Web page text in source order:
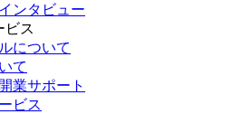
ンタビュー
ビス
について
て
業サポート
ビス